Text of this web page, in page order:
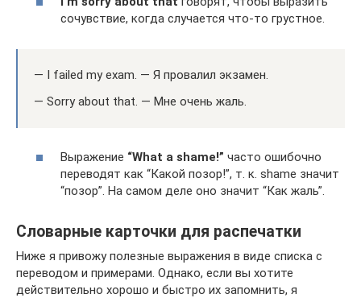
сочувствие, когда случается что-то грустное.
— I failed my exam. — Я провалил экзамен.
— Sorry about that. — Мне очень жаль.
Выражение “What a shame!” часто ошибочно
переводят как “Какой позор!”, т. к. shame значит
“позор”. На самом деле оно значит “Как жаль”.
Словарные карточки для распечатки
Ниже я привожу полезные выражения в виде списка с
переводом и примерами. Однако, если вы хотите
действительно хорошо и быстро их запомнить, я